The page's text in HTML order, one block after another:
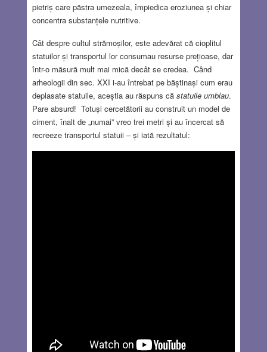
pietriș care păstra umezeala, împiedica eroziunea și chiar
concentra substanțele nutritive.
Cât despre cultul strămoșilor, este adevărat că cioplitul
statuilor și transportul lor consumau resurse prețioase, dar
într-o măsură mult mai mică decât se credea. Când
arheologii din sec. XXI i-au întrebat pe băștinași cum erau
deplasate statuile, aceștia au răspuns că statuile umblau.
Pare absurd! Totuși cercetătorii au construit un model de
ciment, înalt de „numai” vreo trei metri și au încercat să
recreeze transportul statuii – și iată rezultatul: